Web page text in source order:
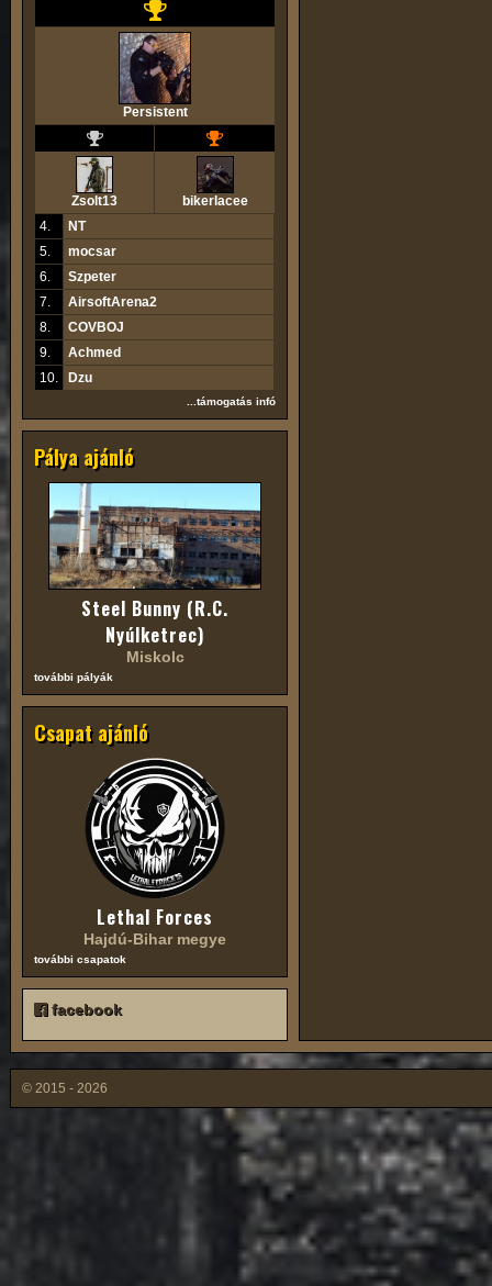
Persistent
Zsolt13
bikerlacee
4.
NT
5.
mocsar
6.
Szpeter
7.
AirsoftArena2
8.
COVBOJ
9.
Achmed
10.
Dzu
...támogatás infó
Pálya ajánló
Steel Bunny (R.C.
Nyúlketrec)
Miskolc
további pályák
Csapat ajánló
Lethal Forces
Hajdú-Bihar megye
további csapatok
facebook
© 2015 - 2026